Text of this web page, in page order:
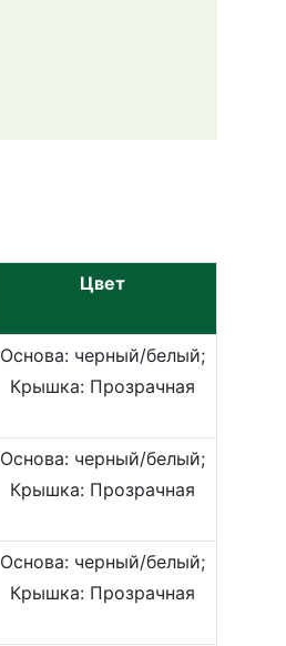
Цвет
Основа: черный/белый;
Крышка: Прозрачная
Основа: черный/белый;
Крышка: Прозрачная
Основа: черный/белый;
Крышка: Прозрачная